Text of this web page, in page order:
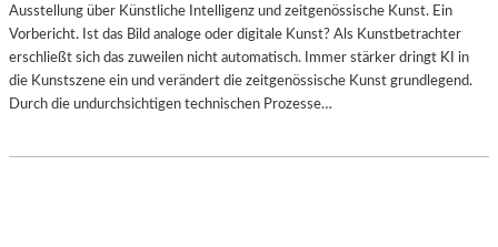
Ausstellung über Künstliche Intelligenz und zeitgenössische Kunst. Ein
Vorbericht. Ist das Bild analoge oder digitale Kunst? Als Kunstbetrachter
erschließt sich das zuweilen nicht automatisch. Immer stärker dringt KI in
die Kunstszene ein und verändert die zeitgenössische Kunst grundlegend.
Durch die undurchsichtigen technischen Prozesse…